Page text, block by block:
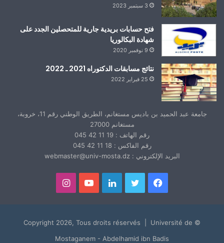
3 سبتمبر 2023
فتح حسابات بريدية جارية للمتحصلين الجدد على
شهادة البكالوريا
9 نوفمبر 2020
نتائج مسابقات الدكتوراه 2021 ـ 2022
25 فبراير 2022
جامعة عبد الحميد بن باديس مستغانم، الطريق الوطني رقم 11، خروبة،
مستغانم 27000
رقم الهاتف : 19 11 42 045
رقم الفاكس : 18 11 42 045
البريد الإلكتروني : webmaster@univ-mosta.dz
فيسبوك تويتر لينكدإنيوتيوبانستقرام
© Copyright 2026, Tous droits réservés | Université de
Mostaganem - Abdelhamid ibn Badis